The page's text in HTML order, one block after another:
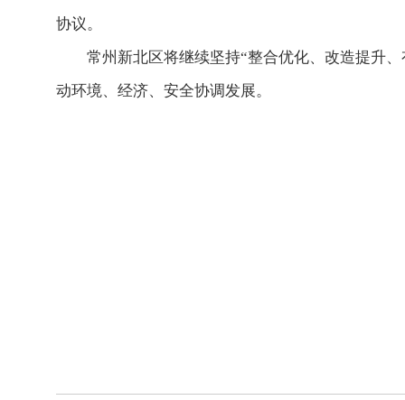
协议。
常州新北区将继续坚持“整合优化、改造提升、
动环境、经济、安全协调发展。